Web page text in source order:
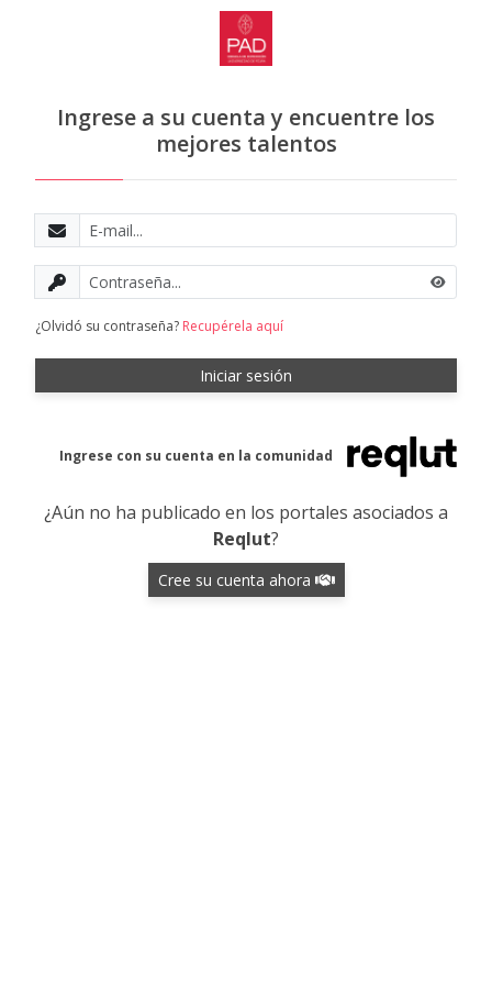
Ingrese a su cuenta y encuentre los
mejores talentos
E-mail
Contraseña
¿Olvidó su contraseña? Recupérela aquí
Iniciar sesión
Ingrese con su cuenta en la comunidad
¿Aún no ha publicado en los portales asociados a
Reqlut?
Cree su cuenta ahora